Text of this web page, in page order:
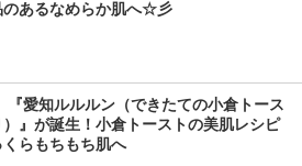
のあるなめらか肌へ☆彡
『愛知ルルルン（できたての小倉トース
）』が誕生！小倉トーストの美肌レシピ
らもちもち肌へ